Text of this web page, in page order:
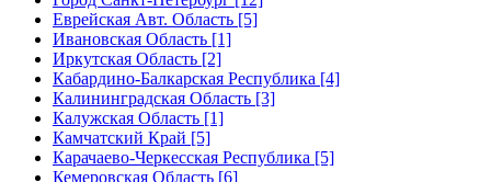
Еврейская Авт. Область [5]
Ивановская Область [1]
Иркутская Область [2]
Кабардино-Балкарская Республика [4]
Калининградская Область [3]
Калужская Область [1]
Камчатский Край [5]
Карачаево-Черкесская Республика [5]
Кемеровская Область [6]